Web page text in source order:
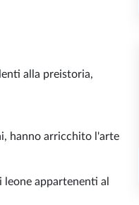
alla preistoria,
hanno arricchito l'arte
appartenenti al